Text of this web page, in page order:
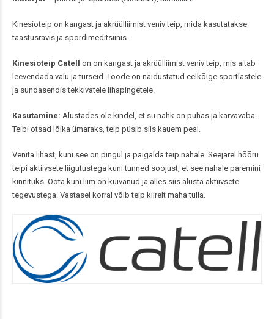
Kinesioteip on kangast ja akrüülliimist veniv teip, mida kasutatakse
taastusravis ja spordimeditsiinis.
Kinesioteip Catell
on on kangast ja akrüülliimist veniv teip, mis aitab
leevendada valu ja turseid. Toode on näidustatud eelkõige sportlastele
ja sundasendis tekkivatele lihapingetele.
Kasutamine: Alustades ole kindel, et su nahk on puhas ja karvavaba.
Teibi otsad lõika ümaraks, teip püsib siis kauem peal.
Venita lihast, kuni see on pingul ja paigalda teip nahale. Seejärel hõõru
teipi aktiivsete liigutustega kuni tunned soojust, et see nahale paremini
kinnituks. Oota kuni liim on kuivanud ja alles siis alusta aktiivsete
tegevustega. Vastasel korral võib teip kiirelt maha tulla.